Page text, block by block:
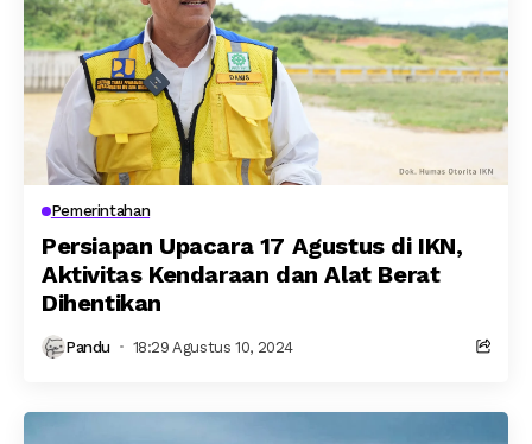
Pemerintahan
Persiapan Upacara 17 Agustus di IKN,
Aktivitas Kendaraan dan Alat Berat
Dihentikan
Pandu 18:29 Agustus 10, 2024